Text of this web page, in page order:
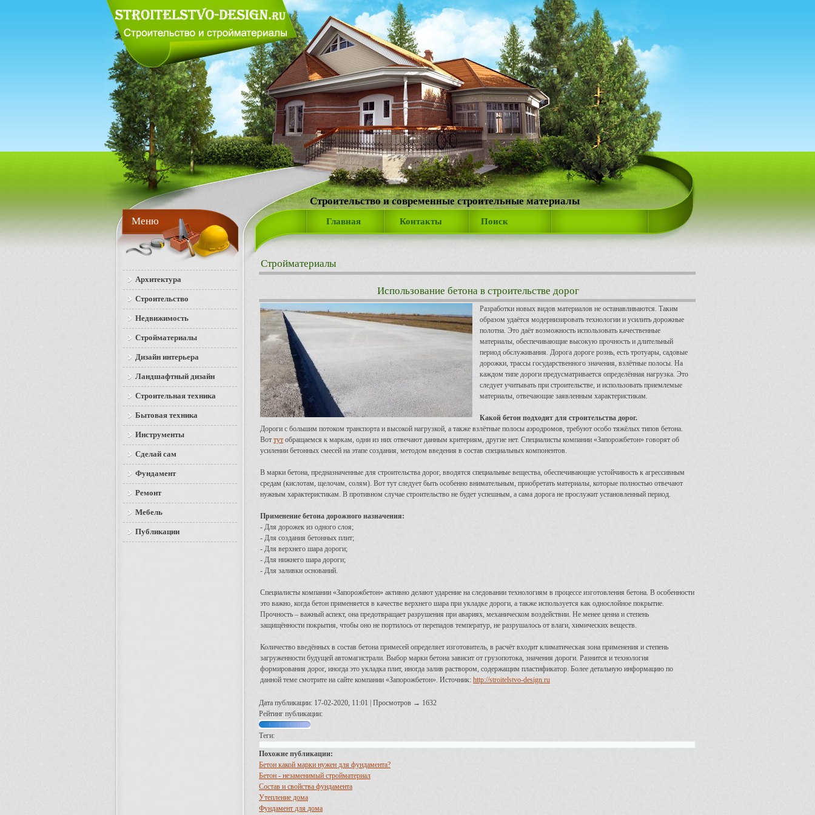
Строительство и современные строительные материалы
Главная Контакты Поиск
Стройматериалы
Использование бетона в строительстве дорог
Разработки новых видов материалов не останавливаются. Таким
образом удаётся модернизировать технологии и усилить дорожные
полотна. Это даёт возможность использовать качественные
материалы, обеспечивающие высокую прочность и длительный
период обслуживания. Дорога дороге рознь, есть тротуары, садовые
дорожки, трассы государственного значения, взлётные полосы. На
каждом типе дороги предусматривается определённая нагрузка. Это
следует учитывать при строительстве, и использовать приемлемые
материалы, отвечающие заявленным характеристикам.
Какой бетон подходит для строительства дорог.
Дороги с большим потоком транспорта и высокой нагрузкой, а также взлётные полосы аэродромов, требуют особо тяжёлых типов бетона.
Вот тут обращаемся к маркам, одни из них отвечают данным критериям, другие нет. Специалисты компании «Запорожбетон» говорят об
усилении бетонных смесей на этапе создания, методом введения в состав специальных компонентов.
В марки бетона, предназначенные для строительства дорог, вводятся специальные вещества, обеспечивающие устойчивость к агрессивным
средам (кислотам, щелочам, солям). Вот тут следует быть особенно внимательным, приобретать материалы, которые полностью отвечают
нужным характеристикам. В противном случае строительство не будет успешным, а сама дорога не прослужит установленный период.
Применение бетона дорожного назначения:
- Для дорожек из одного слоя;
- Для создания бетонных плит;
- Для верхнего шара дороги;
- Для нижнего шара дороги;
- Для заливки оснований.
Специалисты компании «Запорожбетон» активно делают ударение на следовании технологиям в процессе изготовления бетона. В особенности
это важно, когда бетон применяется в качестве верхнего шара при укладке дороги, а также используется как однослойное покрытие.
Прочность – важный аспект, она предотвращает разрушения при авариях, механическом воздействии. Не менее ценна и степень
защищённости покрытия, чтобы оно не портилось от перепадов температур, не разрушалось от влаги, химических веществ.
Количество введённых в состав бетона примесей определяет изготовитель, в расчёт входит климатическая зона применения и степень
загруженности будущей автомагистрали. Выбор марки бетона зависит от грузопотока, значения дороги. Разнится и технология
формирования дорог, иногда это укладка плит, иногда залив раствором, содержащим пластификатор. Более детальную информацию по
данной теме смотрите на сайте компании «Запорожбетон». Источник: http://stroitelstvo-design.ru
Дата публикации: 17-02-2020, 11:01 | Просмотров → 1632
Рейтинг публикации:
Теги:
Похожие публикации:
Бетон какой марки нужен для фундамента?
Бетон - незаменимый стройматериал
Состав и свойства фундамента
Утепление дома
Фундамент для дома
Меню
Архитектура
Строительство
Недвижимость
Стройматериалы
Дизайн интерьера
Ландшафтный дизайн
Строительная техника
Бытовая техника
Инструменты
Сделай сам
Фундамент
Ремонт
Мебель
Публикации